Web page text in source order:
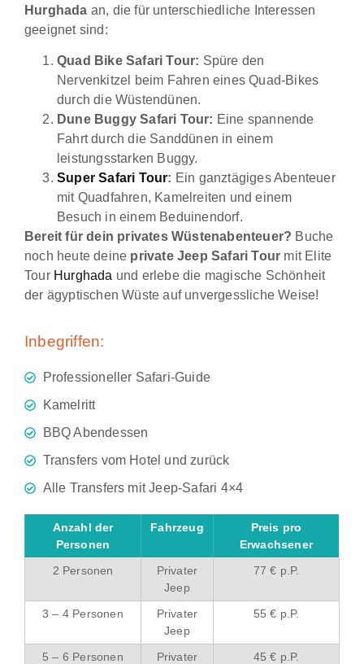
Hurghada an, die für unterschiedliche Interessen
geeignet sind:
Quad Bike Safari Tour: Spüre den
Nervenkitzel beim Fahren eines Quad-Bikes
durch die Wüstendünen.
Dune Buggy Safari Tour: Eine spannende
Fahrt durch die Sanddünen in einem
leistungsstarken Buggy.
Super Safari Tour: Ein ganztägiges Abenteuer
mit Quadfahren, Kamelreiten und einem
Besuch in einem Beduinendorf.
Bereit für dein privates Wüstenabenteuer? Buche
noch heute deine private Jeep Safari Tour mit Elite
Tour Hurghada und erlebe die magische Schönheit
der ägyptischen Wüste auf unvergessliche Weise!
Inbegriffen:
Professioneller Safari-Guide
Kamelritt
BBQ Abendessen
Transfers vom Hotel und zurück
Alle Transfers mit Jeep-Safari 4×4
Anzahl der
Personen
Fahrzeug
Preis pro
Erwachsener
2 Personen
Privater
Jeep
77 € p.P.
3 – 4 Personen
Privater
Jeep
55 € p.P.
5 – 6 Personen
Privater
45 € p.P.